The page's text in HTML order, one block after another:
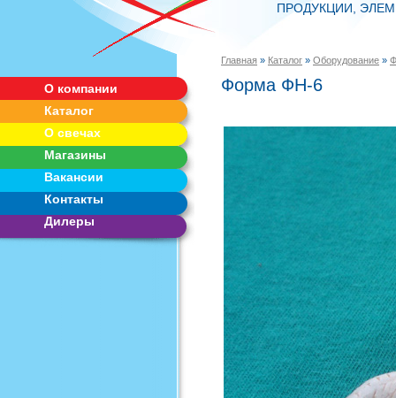
Форма ФН-6
Главная » Каталог » Оборудование »
О компании
Каталог
О свечах
Магазины
Вакансии
Контакты
Дилеры
ПРОДУКЦИИ,